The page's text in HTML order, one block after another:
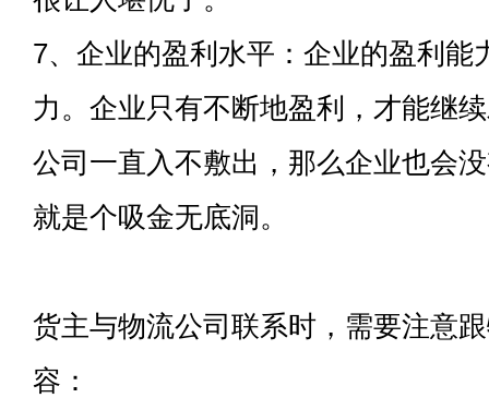
7、企业的盈利水平：企业的盈利能
力。企业只有不断地盈利，才能继
公司一直入不敷出，那么企业也会
就是个吸金无底洞。
货主与物流公司联系时，需要注意
容：